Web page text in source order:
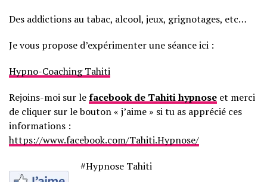
Des addictions au tabac, alcool, jeux, grignotages, etc…
Je vous propose d’expérimenter une séance ici :
Hypno-Coaching Tahiti
Rejoins-moi sur lefacebook de Tahiti hypnose et merci
de cliquer sur le bouton « j’aime » si tu as apprécié ces
informations :
https://www.facebook.com/Tahiti.Hypnose/
#Hypnose Tahiti